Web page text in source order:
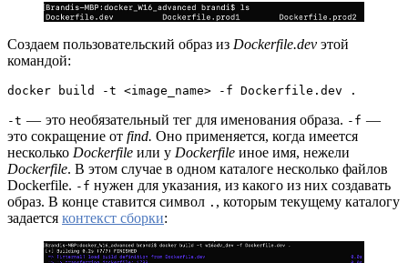
Создаем пользовательский образ из Dockerfile.dev этой
командой:
docker build -t <image_name> -f Dockerfile.dev .
-t — это необязательный тег для именования образа. -f —
это сокращение от find. Оно применяется, когда имеется
несколько Dockerfile или у Dockerfile иное имя, нежели
Dockerfile. В этом случае в одном каталоге несколько файлов
Dockerfile. -f нужен для указания, из какого из них создавать
образ. В конце ставится символ . , которым текущему каталогу
задается контекст сборки: